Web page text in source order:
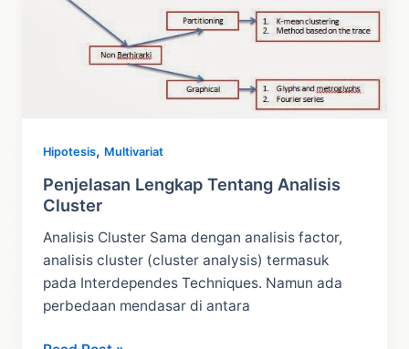
Hipotesis, Multivariat
Penjelasan Lengkap Tentang Analisis
Cluster
Analisis Cluster Sama dengan analisis factor,
analisis cluster (cluster analysis) termasuk
pada Interdependes Techniques. Namun ada
perbedaan mendasar di antara